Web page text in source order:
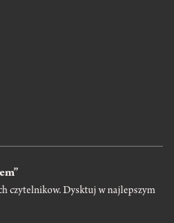
czytelnikow. Dysktuj w najlepszym